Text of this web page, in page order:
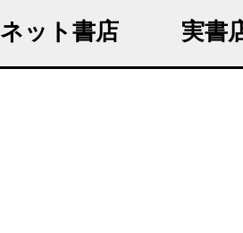
ネット書店 実書